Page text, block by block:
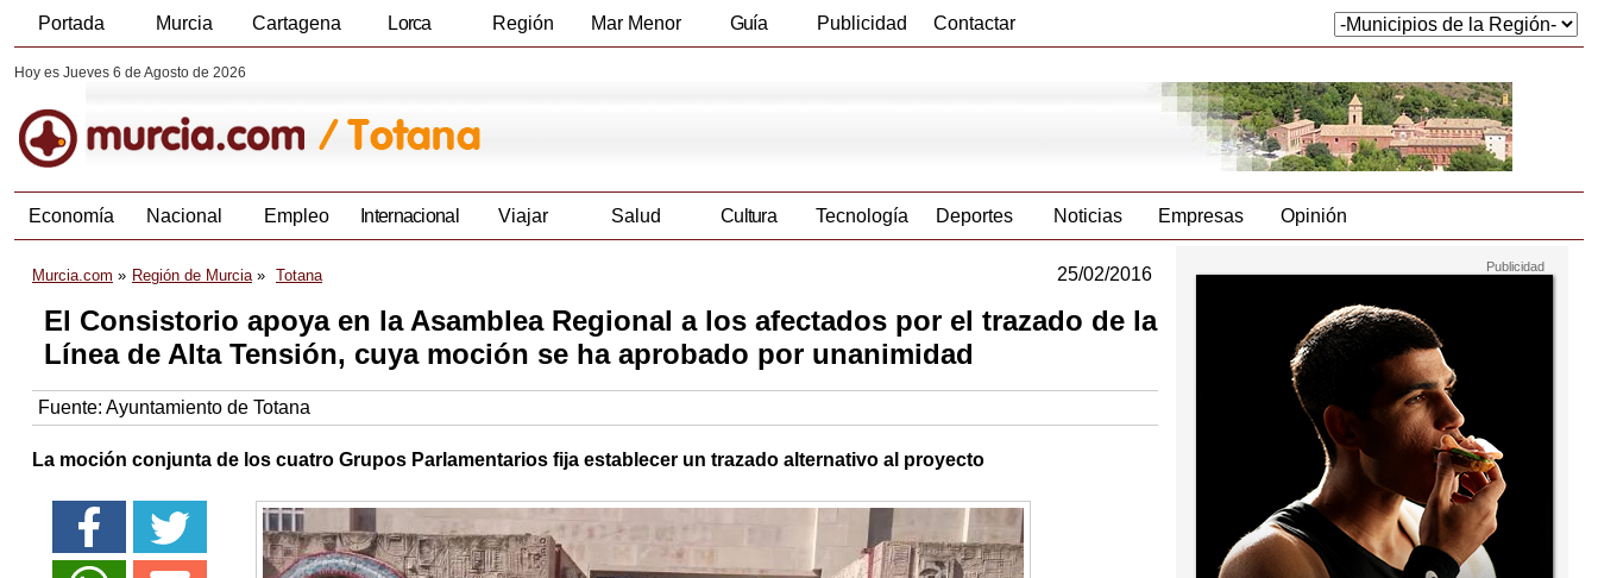
Portada Murcia Cartagena Lorca Región Mar Menor Guía Publicidad Contactar
Hoy es Jueves 6 de Agosto de 2026
Economía Nacional Empleo Internacional Viajar Salud Cultura Tecnología Deportes Noticias Empresas Opinión
Murcia.com Región de Murcia Totana 25/02/2016
El Consistorio apoya en la Asamblea Regional a los afectados por el trazado de la
Línea de Alta Tensión, cuya moción se ha aprobado por unanimidad
Fuente: Ayuntamiento de Totana
La moción conjunta de los cuatro Grupos Parlamentarios fija establecer un trazado alternativo al proyecto